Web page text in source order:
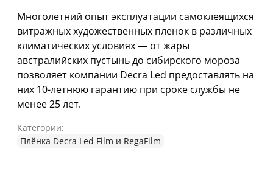
Многолетний опыт эксплуатации самоклеящихся
витражных художественных пленок в различных
климатических условиях — от жары
австралийских пустынь до сибирского мороза
позволяет компании Decra Led предоставлять на
них 10-летнюю гарантию при сроке службы не
менее 25 лет.
Категории:
Плёнка Decra Led Film и RegaFilm